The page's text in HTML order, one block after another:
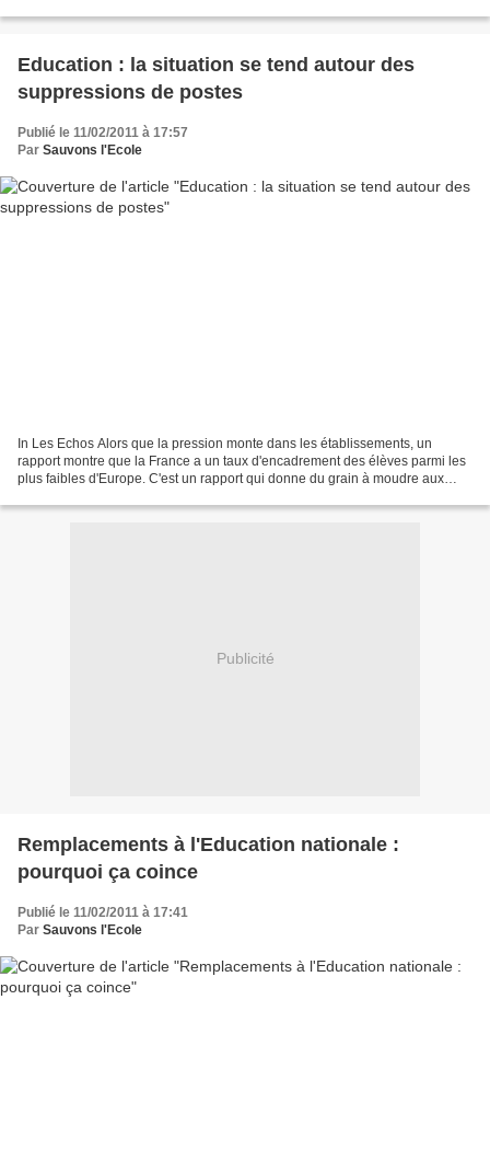
Education : la situation se tend autour des
suppressions de postes
Publié le 11/02/2011 à 17:57
Par Sauvons l'Ecole
In Les Echos Alors que la pression monte dans les établissements, un
rapport montre que la France a un taux d'encadrement des élèves parmi les
plus faibles d'Europe. C'est un rapport qui donne du grain à moudre aux
Publicité
Remplacements à l'Education nationale :
pourquoi ça coince
Publié le 11/02/2011 à 17:41
Par Sauvons l'Ecole